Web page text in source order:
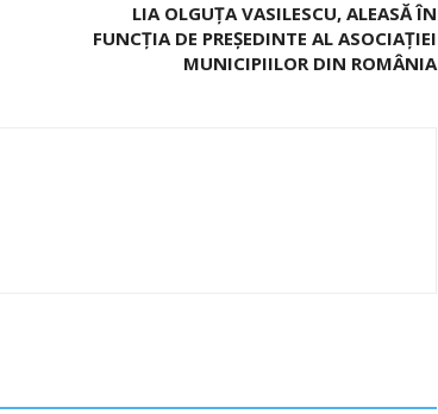
LIA OLGUȚA VASILESCU, ALEASĂ ÎN
FUNCȚIA DE PREȘEDINTE AL ASOCIAȚIEI
MUNICIPIILOR DIN ROMÂNIA